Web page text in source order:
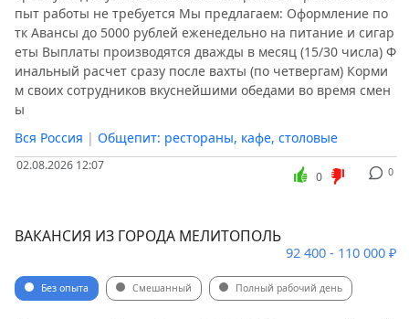
пыт работы не требуется Мы предлагаем: Оформление по
тк Авансы до 5000 рублей еженедельно на питание и сигар
еты Выплаты производятся дважды в месяц (15/30 числа) Ф
инальный расчет сразу после вахты (по четвергам) Корми
м своих сотрудников вкуснейшими обедами во время смен
ы
Вся Россия | Общепит: рестораны, кафе, столовые
02.08.2026 12:07 0
0
ВАКАНСИЯ ИЗ ГОРОДА МЕЛИТОПОЛЬ
92 400 - 110 000 ₽
Без опыта Смешанный Полный рабочий день